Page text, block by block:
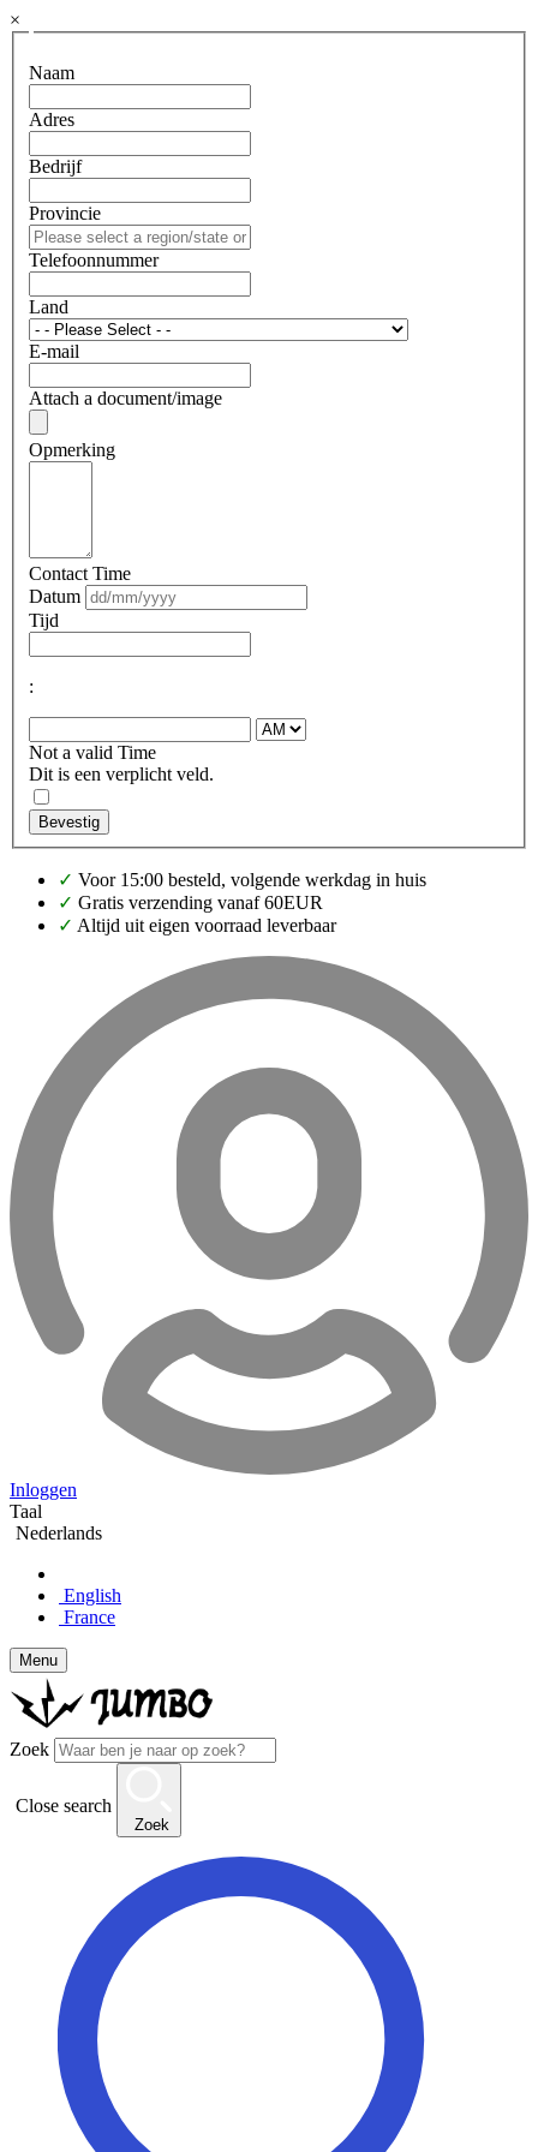
×
Naam
Adres
Bedrijf
Provincie
Telefoonnummer
Land
E-mail
Attach a document/image
Opmerking
Contact Time
Datum
Tijd
:
Not a valid Time
Dit is een verplicht veld.
Bevestig
✓ Voor 15:00 besteld, volgende werkdag in huis
✓ Gratis verzending vanaf 60EUR
✓ Altijd uit eigen voorraad leverbaar
Inloggen
Taal
Nederlands
English
France
Menu
Zoek
Close search
Zoek